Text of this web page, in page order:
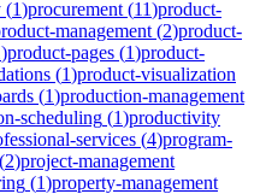
(1)procurement (11)product-
management (2)product-
)product-pages (1)product-
(1)product-visualization
(1)production-management
scheduling (1)productivity
services (4)program-
(2)project-management
(1)property-management